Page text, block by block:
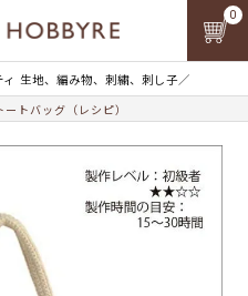
ィ 生地、編み物、刺繍、刺し子／
0
トバッグ（レシピ）